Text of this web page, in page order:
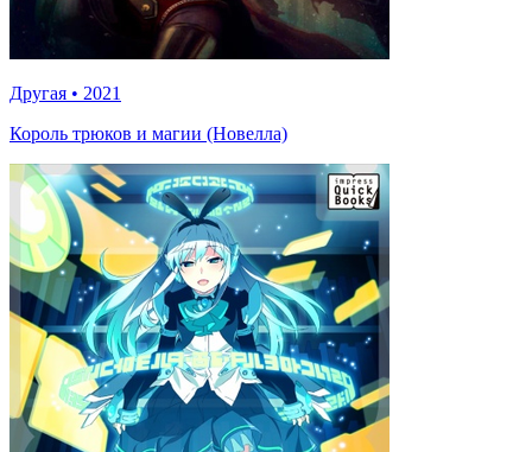
Другая • 2021
Король трюков и магии (Новелла)